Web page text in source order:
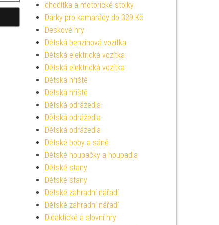
chodítka a motorické stolky
Dárky pro kamarády do 329 Kč
Deskové hry
Dětská benzínová vozítka
Dětská elektrická vozítka
Dětská elektrická vozítka
Dětská hřiště
Dětská hřiště
Dětská odrážedla
Dětská odrážedla
Dětská odrážedla
Dětské boby a sáně
Dětské houpačky a houpadla
Dětské stany
Dětské stany
Dětské zahradní nářadí
Dětské zahradní nářadí
Didaktické a slovní hry